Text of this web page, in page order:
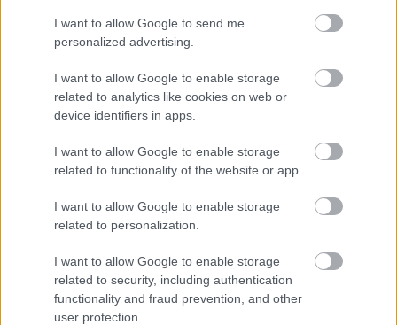
I want to allow Google to send me
personalized advertising.
I want to allow Google to enable storage
related to analytics like cookies on web or
device identifiers in apps.
I want to allow Google to enable storage
related to functionality of the website or app.
I want to allow Google to enable storage
related to personalization.
I want to allow Google to enable storage
related to security, including authentication
functionality and fraud prevention, and other
user protection.
autópálya útépítés M1-es autópálya Bicske
M1 bővítés: már zajlik a teljesen új Bicske Kelet
csomópont építése
Tizenegy meglévő csomópontot korszerűsít és négy új,
különszintű csomópontot hoz létre az MKIF az M1-es
Új gyalogosátkelők és jelzőlámpás
Másfélszeresére bővítik
Hódmezővásárhely jó hírű református
iskoláját